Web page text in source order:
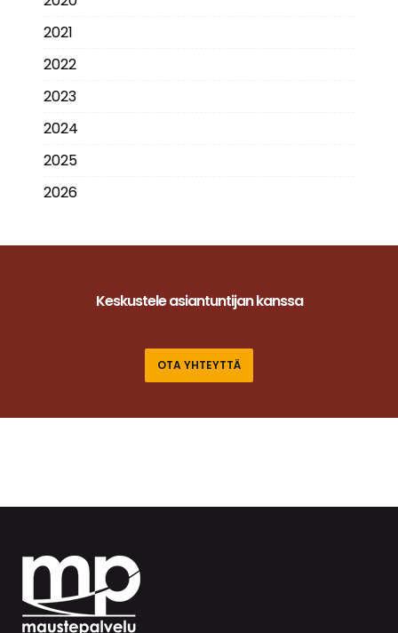
2021
2022
2023
2024
2025
2026
Keskustele asiantuntijan kanssa
OTA YHTEYTTÄ